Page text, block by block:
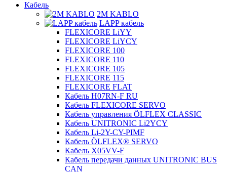
Кабель
2M KABLO
LAPP кабель
FLEXICORE LiYY
FLEXICORE LiYCY
FLEXICORE 100
FLEXICORE 110
FLEXICORE 105
FLEXICORE 115
FLEXICORE FLAT
Кабель H07RN-F RU
Кабель FLEXICORE SERVO
Кабель управления ÖLFLEX CLASSIC
Кабель UNITRONIC Li2YCY
Кабель Li-2Y-CY-PIMF
Кабель ÖLFLEX® SERVO
Кабель X05VV-F
Кабель передачи данных UNITRONIC BUS
CAN